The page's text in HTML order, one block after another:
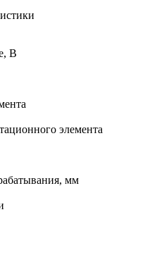
В
элемента
мм